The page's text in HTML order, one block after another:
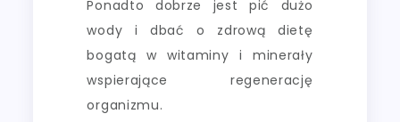
Ponadto dobrze jest pić dużo
wody i dbać o zdrową dietę
bogatą w witaminy i minerały
wspierające regenerację
organizmu.